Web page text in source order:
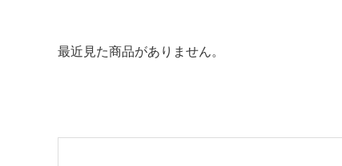
最近見た商品がありません。